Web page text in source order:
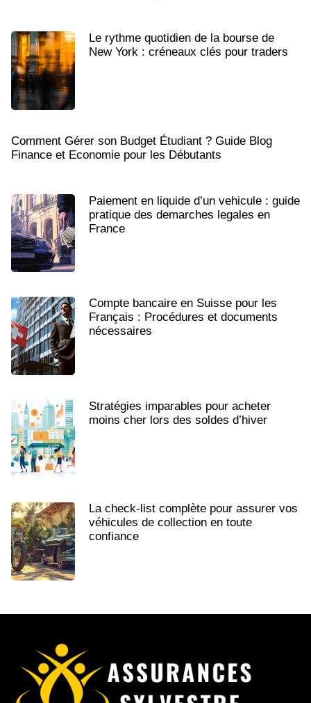
Le rythme quotidien de la bourse de
New York : créneaux clés pour traders
Comment Gérer son Budget Étudiant ? Guide Blog
Finance et Economie pour les Débutants
Paiement en liquide d’un vehicule : guide
pratique des demarches legales en
France
Compte bancaire en Suisse pour les
Français : Procédures et documents
nécessaires
Stratégies imparables pour acheter
moins cher lors des soldes d’hiver
La check-list complète pour assurer vos
véhicules de collection en toute
confiance